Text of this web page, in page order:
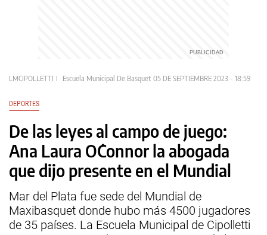
LMCIPOLLETTI Escuela Municipal De Basquet 05 DE SEPTIEMBRE 2023 - 18:59
DEPORTES
De las leyes al campo de juego:
Ana Laura O´Connor la abogada
que dijo presente en el Mundial
Mar del Plata fue sede del Mundial de
Maxibasquet donde hubo más 4500 jugadores
de 35 países. La Escuela Municipal de Cipolletti